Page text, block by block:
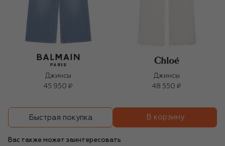
Джинсы
45 950 ₽
Джинсы
48 550 ₽
Быстрая покупка В корзину
Вас также может заинтересовать